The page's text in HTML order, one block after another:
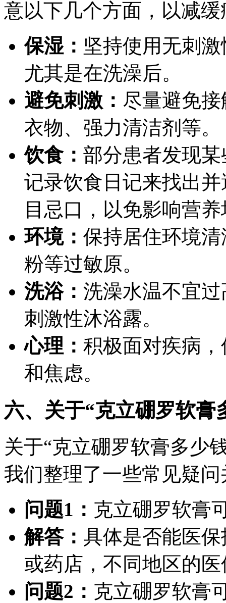
意以下几个方面，以减
保湿： 坚持使用无刺
尤其是在洗澡后。
避免刺激： 尽量避免
衣物、强力清洁剂等。
饮食： 部分患者发现
记录饮食日记来找出
目忌口，以免影响营
环境： 保持居住环境
粉等过敏原。
洗浴： 洗澡水温不宜
刺激性沐浴露。
心理： 积极面对疾病
和焦虑。
六、关于“克立硼罗软膏
关于“克立硼罗软膏多少
我们整理了一些常见疑
问题1： 克立硼罗软膏
解答： 具体是否能医
或药店，不同地区的
问题2： 克立硼罗软膏